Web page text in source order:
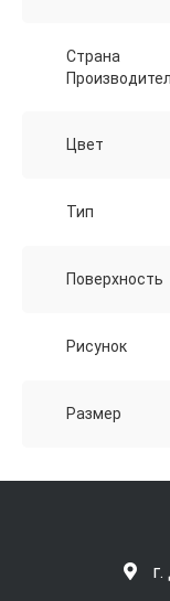
Страна
Цвет
Тип
Поверхность
Рисунок
Размер